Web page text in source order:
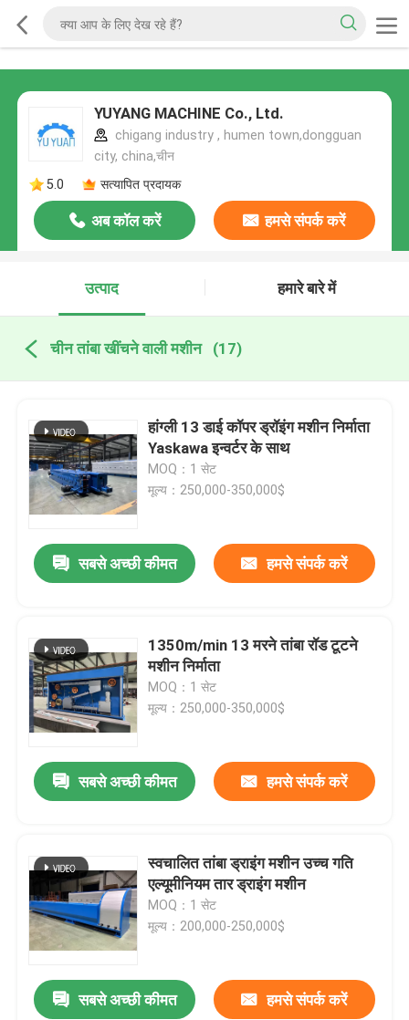
YUYANG MACHINE Co., Ltd.
chigang industry , humen town,dongguan
city, china,चीन
5.0
सत्यापित प्रदायक
अब कॉल करें हमसे संपर्क करें
उत्पाद हमारे बारे में
चीन तांबा खींचने वाली मशीन (17)
हांग्ली 13 डाई कॉपर ड्रॉइंग मशीन निर्माता
Yaskawa इन्वर्टर के साथ
MOQ：1 सेट
मूल्य：250,000-350,000$
सबसे अच्छी कीमत हमसे संपर्क करें
1350m/min 13 मरने तांबा रॉड टूटने
मशीन निर्माता
MOQ：1 सेट
मूल्य：250,000-350,000$
सबसे अच्छी कीमत हमसे संपर्क करें
स्वचालित तांबा ड्राइंग मशीन उच्च गति
एल्यूमीनियम तार ड्राइंग मशीन
MOQ：1 सेट
मूल्य：200,000-250,000$
सबसे अच्छी कीमत हमसे संपर्क करें